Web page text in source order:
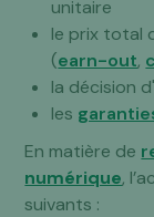
unitaire
le prix total
(earn-out,
la décision
les
En matière de
numérique,
suivants :